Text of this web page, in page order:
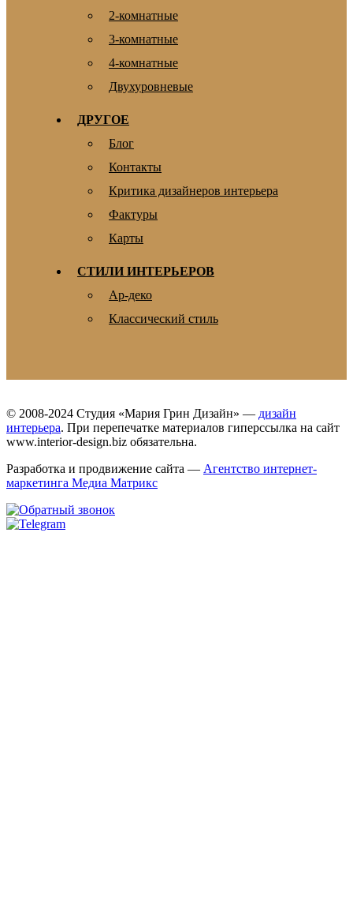
2-комнатные
3-комнатные
4-комнатные
Двухуровневые
ДРУГОЕ
Блог
Контакты
Критика дизайнеров интерьера
Фактуры
Карты
СТИЛИ ИНТЕРЬЕРОВ
Ар-деко
Классический стиль
© 2008-2024 Студия «Мария Грин Дизайн» — дизайн
интерьера. При перепечатке материалов гиперссылка на сайт
www.interior-design.biz обязательна.
Разработка и продвижение сайта — Агентство интернет-
маркетинга Медиа Матрикс